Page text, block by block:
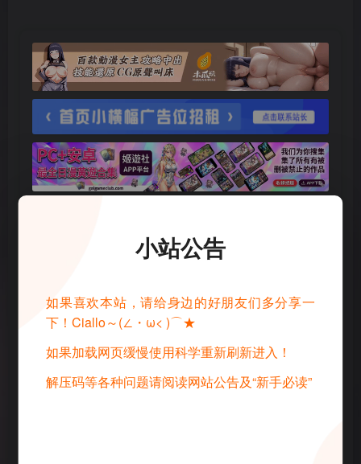
1 · 内容来源于网络，仅供学习交流，请下载后24小时进行删除
3 · 转载请去原帖查看和申请授权，禁止转本站原档，请重新压制，切
小站公告
如果喜欢本站，请给身边的好朋友们多分享一
下！Ciallo～(∠・ω< )⌒★
如果加载网页缓慢使用科学重新刷新进入！
解压码等各种问题请阅读网站公告及“新手必读”